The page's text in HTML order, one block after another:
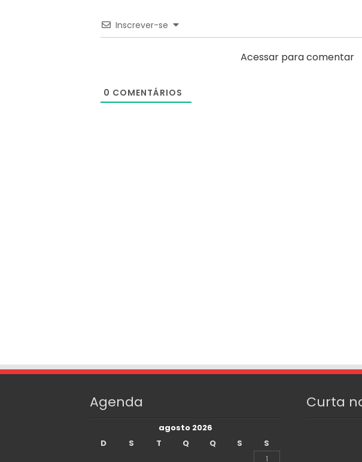
Inscrever-se
Acessar para comentar
0 COMENTÁRIOS
Agenda
agosto 2026
D
S T Q Q S
S
1
Curta